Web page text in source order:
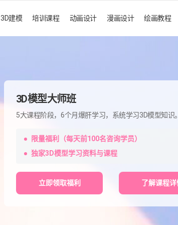
3D建模 培训课程 动画设计 漫画设计 绘画教程
3D模型大师班
5大课程阶段，6个月爆肝学习，系统学习3D模型知识。
限量福利（每天前100名咨询学员）
独家3D模型学习资料与课程
立即领取福利 了解课程详